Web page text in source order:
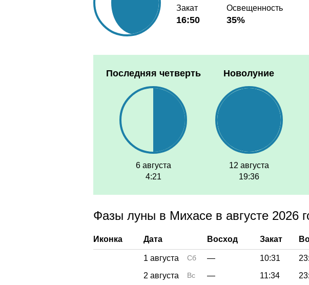
Закат
16:50
Освещенность
35%
Последняя четверть
6 августа
4:21
Новолуние
12 августа
19:36
Фазы луны в Михасе в августе 2026
Иконка Дата Восход Закат
1 августа Сб — 10:31
2 августа
Вс — 11:34